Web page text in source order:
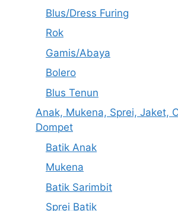
Blus/Dress Furing
Rok
Gamis/Abaya
Bolero
Blus Tenun
Anak, Mukena, Sprei, Jaket,
Dompet
Batik Anak
Mukena
Batik Sarimbit
Sprei Batik